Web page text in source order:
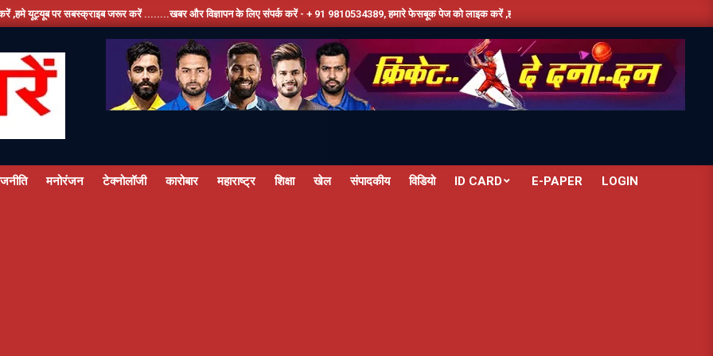
जरूर करें ........खबर और विज्ञापन के लिए संपर्क करें - + 91 9810534389, हमारे फेसबूक पेज को लाइक करें ,हमे यूट्यूब पर सबस्क्राइब जरूर करें,दिन भर की तमाम छोटी बड़ी खबरों के लिए
Primary
मनोरंजन टेक्नोलॉजी कारोबार महाराष्ट्र शिक्षा खेल संपादकीय विडियो ID CARD E-PAPER LOGIN